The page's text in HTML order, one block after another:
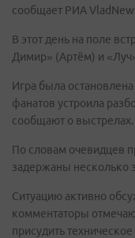
сообщает РИА
В этот день на поле
Димир» (Артём) и
Игра была остановлена
фанатов устроила
сообщают о выстрелах.
По словам очевидцев
задержаны несколько
Ситуацию активно
комментаторы
присудить